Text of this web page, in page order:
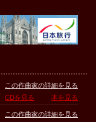
この作曲家の詳細を見る
CDを見る
本を見る
この作曲家の詳細を見る